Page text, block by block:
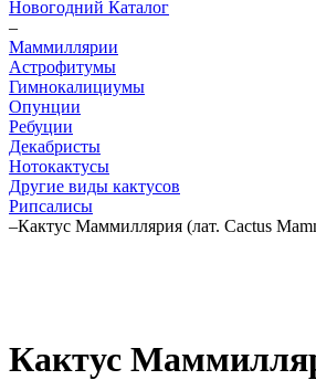
Новогодний Каталог
–
Маммиллярии
Астрофитумы
Гимнокалициумы
Опунции
Ребуции
Декабристы
Нотокактусы
Другие виды кактусов
Рипсалисы
–Кактус Маммиллярия (лат. Cactus
Кактус